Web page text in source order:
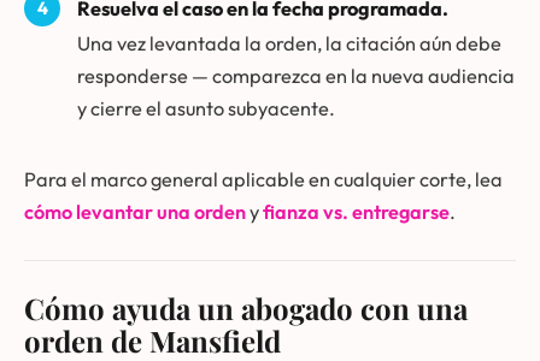
Resuelva el caso en la fecha programada.
Una vez levantada la orden, la citación aún debe
responderse — comparezca en la nueva audiencia
y cierre el asunto subyacente.
Para el marco general aplicable en cualquier corte, lea
cómo levantar una ordenyfianza vs. entregarse.
Cómo ayuda un abogado con una
orden de Mansfield